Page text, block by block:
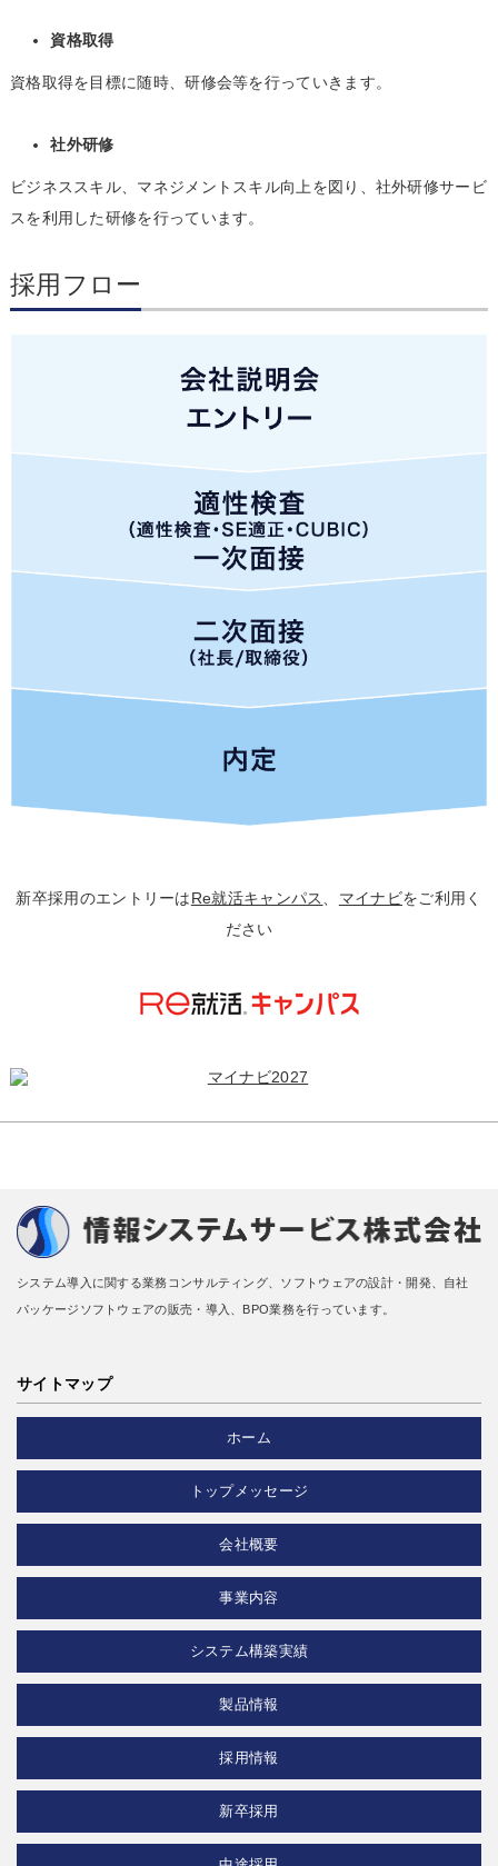
資格取得
資格取得を目標に随時、研修会等を行っていきます。
社外研修
ビジネススキル、マネジメントスキル向上を図り、社外研修サービ
スを利用した研修を行っています。
採用フロー
新卒採用のエントリーはRe就活キャンパス マイナビをご利用く
ださい
システム導入に関する業務コンサルティング、ソフトウェアの設計・開発、自社
パッケージソフトウェアの販売・導入、BPO業務を行っています。
サイトマップ
ホーム
トップメッセージ
会社概要
事業内容
システム構築実績
製品情報
採用情報
新卒採用